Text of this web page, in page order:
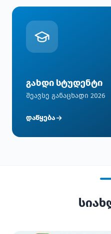
გახდი სტუდენტი
შეავსე განაცხადი 2026
დაწყება